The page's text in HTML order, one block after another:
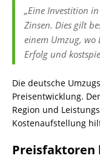
„Eine Investition
Zinsen. Dies gilt
einem Umzug, wo
Erfolg und
Die deutsche
Preisentwicklung.
Region und
Kostenaufstellung
Preisfaktoren